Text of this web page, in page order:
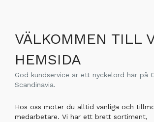
VÄLKOMMEN TILL
HEMSIDA
God kundservice är ett nyckelord här på
Scandinavia.
Hos oss möter du alltid vänliga och
medarbetare. Vi har ett brett sortiment,